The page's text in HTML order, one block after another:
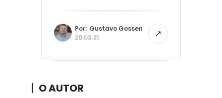
Por: Gustavo Gossen
20.03.21
O AUTOR